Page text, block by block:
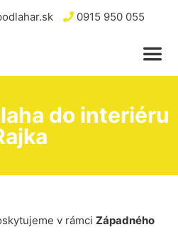
0915 950 055
do interiéru
v rámci Západného